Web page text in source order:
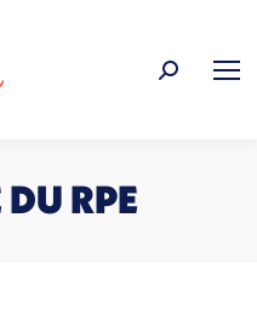
Recherche
RPE